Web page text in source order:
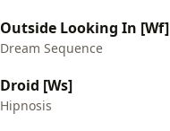
Outside Looking In [Wf]
Dream Sequence
Droid [Ws]
Hipnosis